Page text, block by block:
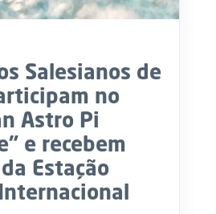
Salesianos de
no
Astro Pi
e recebem
Estação